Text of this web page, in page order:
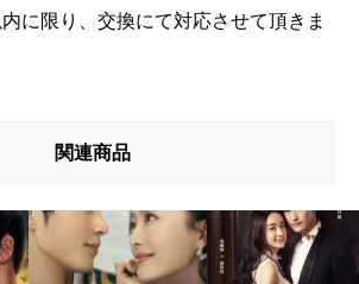
に限り、交換にて対応させて頂きま
関連商品